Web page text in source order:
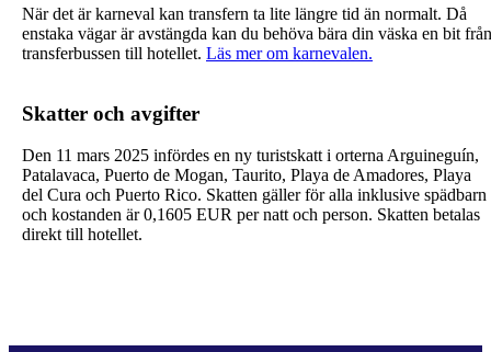
När det är karneval kan transfern ta lite längre tid än normalt. Då
enstaka vägar är avstängda kan du behöva bära din väska en bit från
transferbussen till hotellet. Läs mer om karnevalen.
Skatter och avgifter
Den 11 mars 2025 infördes en ny turistskatt i orterna Arguineguín,
Patalavaca, Puerto de Mogan, Taurito, Playa de Amadores, Playa
del Cura och Puerto Rico. Skatten gäller för alla inklusive spädbarn
och kostanden är0,1605 EUR per natt och person. Skatten betalas
direkt till hotellet.